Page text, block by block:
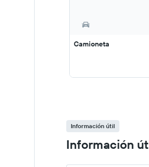
Camioneta
Información útil
Información